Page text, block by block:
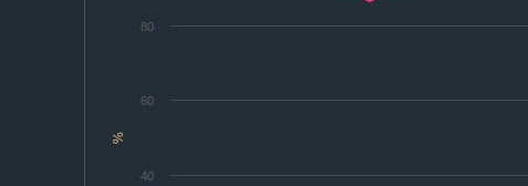
%
40
60
80